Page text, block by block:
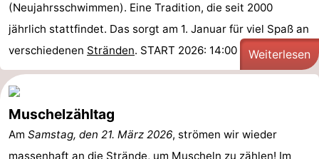
(Neujahrsschwimmen). Eine Tradition, die seit 2000
jährlich stattfindet. Das sorgt am 1. Januar für viel Spaß an
verschiedenen Stränden. START 2026: 14:00 UhrWeiterlesen
Muschelzähltag
Am Samstag, den 21. März 2026, strömen wir wieder
massenhaft an die Strände, um Muscheln zu zählen! Im